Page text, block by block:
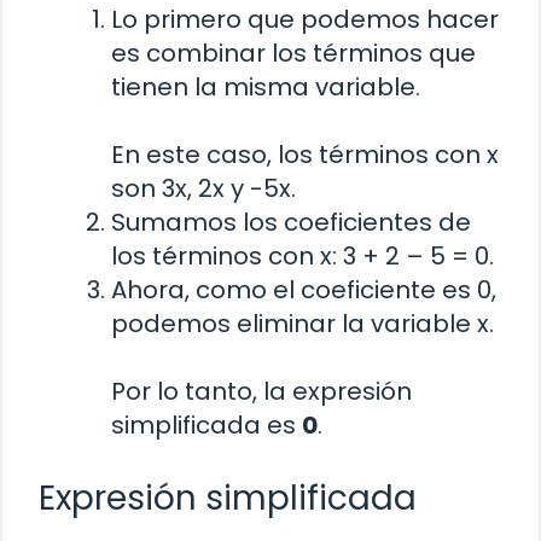
Lo primero que podemos hacer
es combinar los términos que
tienen la misma variable.
En este caso, los términos con x
son 3x, 2x y -5x.
Sumamos los coeficientes de
los términos con x: 3 + 2 – 5 = 0.
Ahora, como el coeficiente es 0,
podemos eliminar la variable x.
Por lo tanto, la expresión
simplificada es 0.
Expresión simplificada